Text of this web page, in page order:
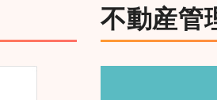
不動産管